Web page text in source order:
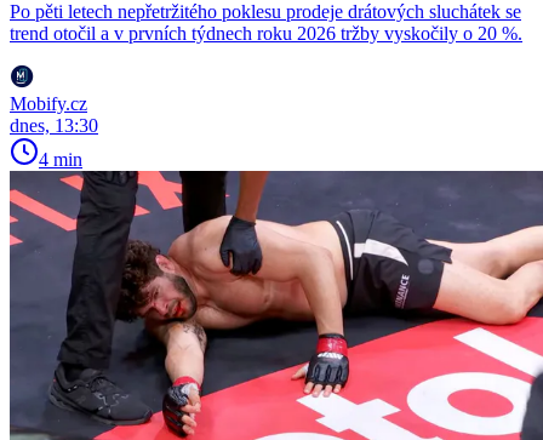
Po pěti letech nepřetržitého poklesu prodeje drátových sluchátek se
trend otočil a v prvních týdnech roku 2026 tržby vyskočily o 20 %.
Mobify.cz
dnes, 13:30
4 min